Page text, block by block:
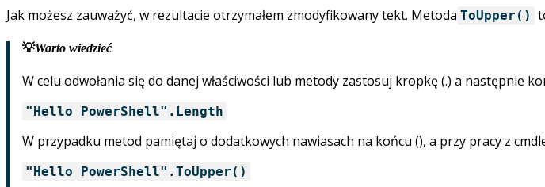
Jak możesz zauważyć, w rezultacie otrzymałem zmodyfikowany tekt. Metoda ToUpper()
💡Warto wiedzieć
W celu odwołania się do danej właściwości lub metody zastosuj kropkę (.) a następnie
"Hello PowerShell".Length
W przypadku metod pamiętaj o dodatkowych nawiasach na końcu (), a przy pracy z
"Hello PowerShell".ToUpper()